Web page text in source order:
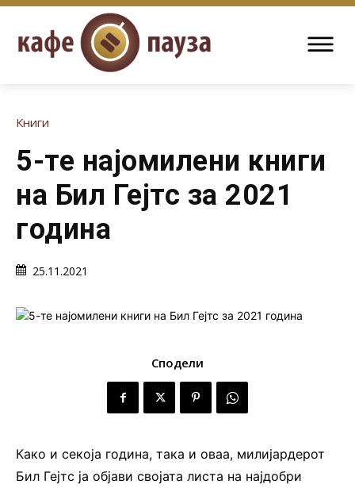
Книги
5-те најомилени книги
на Бил Гејтс за 2021
година
25.11.2021
Сподели
Како и секоја година, така и оваа, милијардерот
Бил Гејтс ја објави својата листа на најдобри